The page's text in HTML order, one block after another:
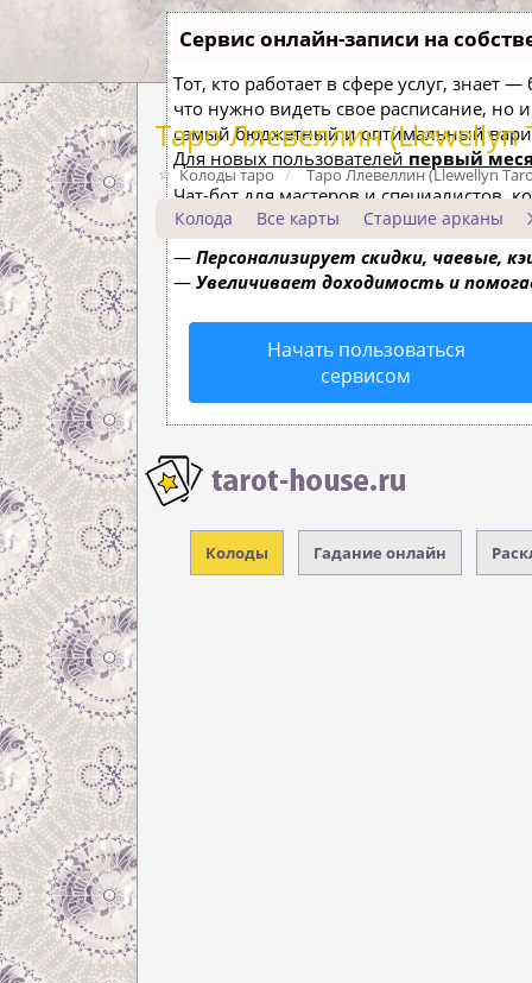
Сервис онлайн-записи на
Тот, кто работает в сфере услуг, знает
что нужно видеть свое расписание,
самый бюджетный и оптимальный
Для новых пользователей первый
Чат-бот для мастеров и специалистов,
—Сам записывает клиентов и
— Персонализирует скидки, чаевые,
— Увеличивает доходимость и
Начать пользоваться
сервисом
Колоды Гадание онлайн
Таро Ллевеллин (Llewellyn
Колоды таро Таро Ллевеллин (Llewellyn
Колода Все карты Старшие арканы